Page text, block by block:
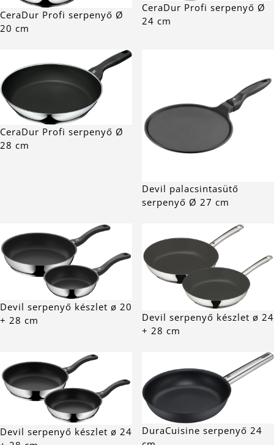
CeraDur Profi serpenyő Ø
20 cm
CeraDur Profi serpenyő Ø
24 cm
CeraDur Profi serpenyő Ø
28 cm
Devil palacsintasütő
serpenyő Ø 27 cm
Devil serpenyő készlet ø 20
+ 28 cm
Devil serpenyő készlet ø 24
+ 28 cm
Devil serpenyő készlet ø 24
DuraCuisine serpenyő 24